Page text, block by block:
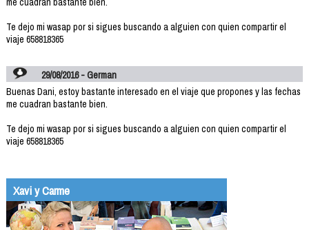
Te dejo mi wasap por si sigues buscando a alguien con quien compartir el
viaje 658818365
29/08/2016 - German
Buenas Dani, estoy bastante interesado en el viaje que propones y las fechas
me cuadran bastante bien.
Te dejo mi wasap por si sigues buscando a alguien con quien compartir el
viaje 658818365
Xavi y Carme